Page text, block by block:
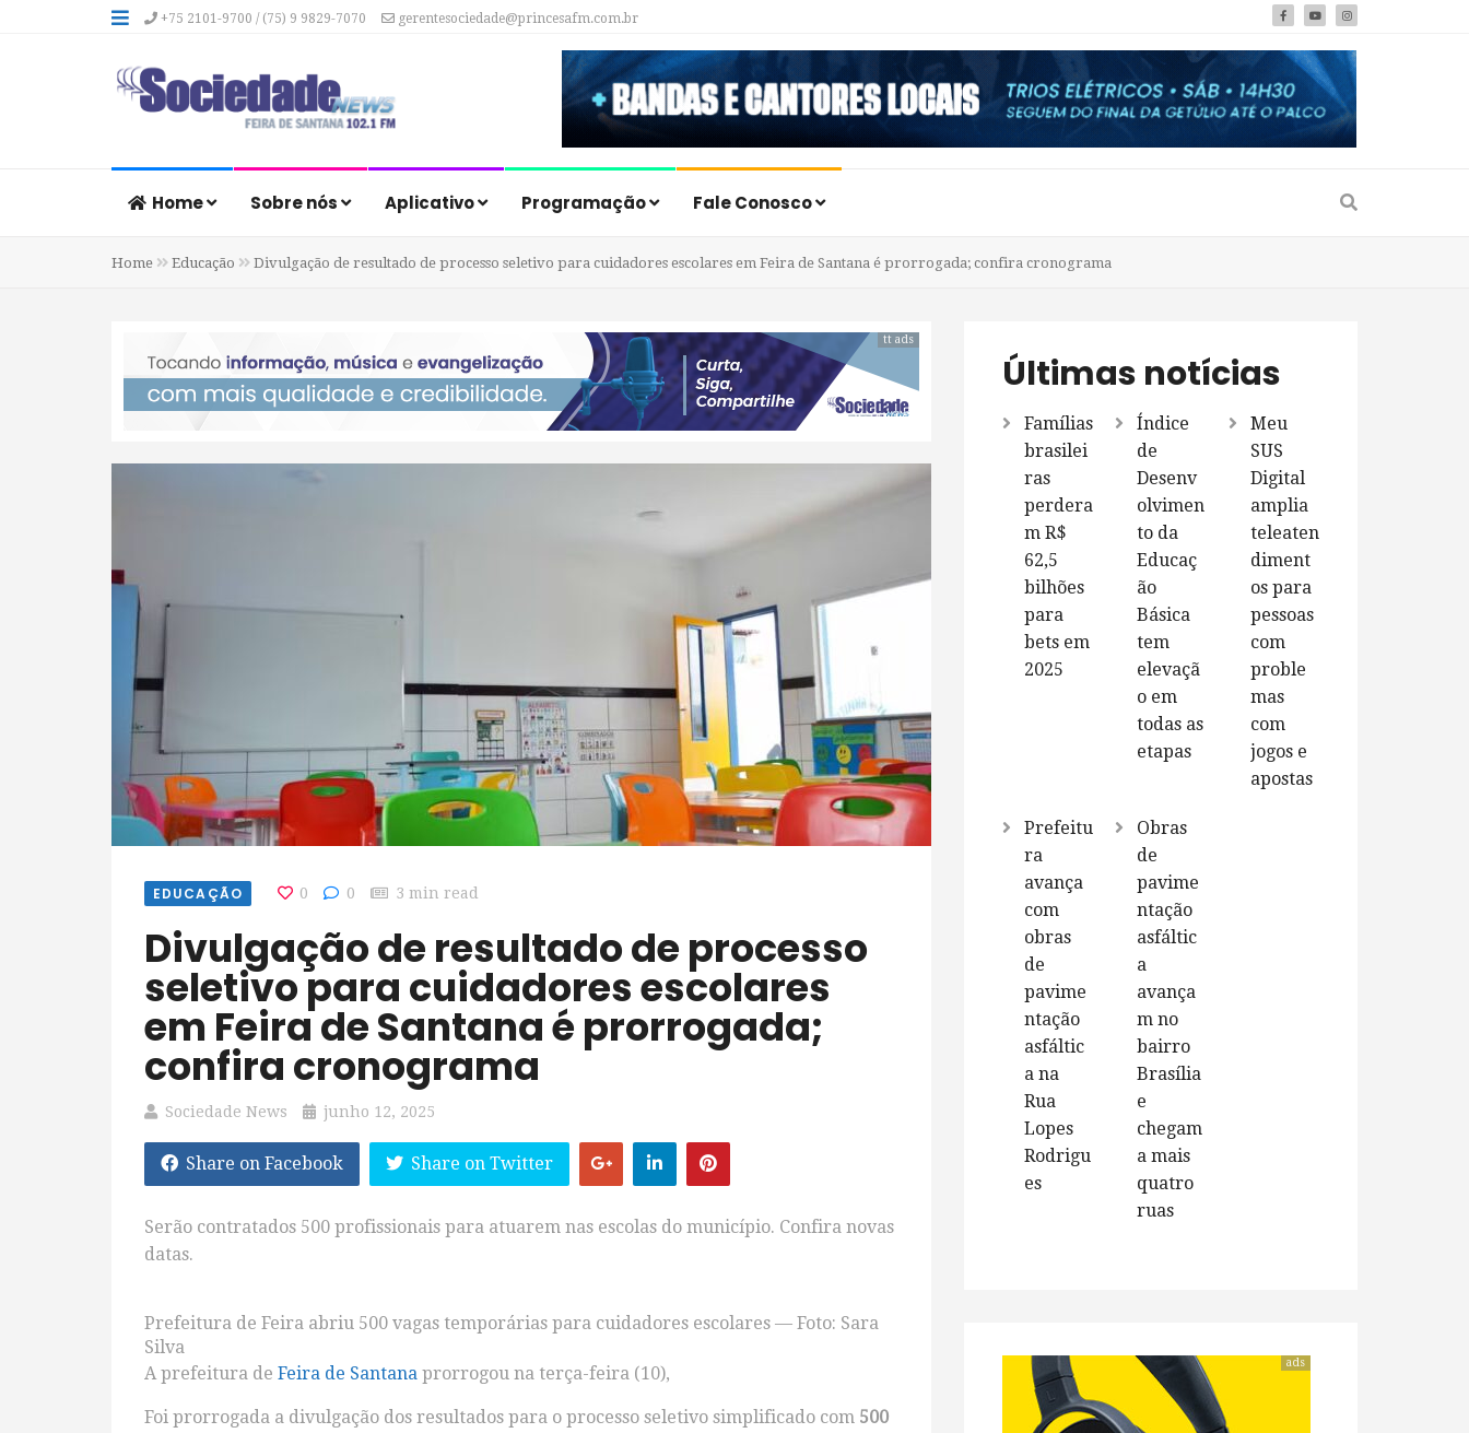
+75 2101-9700 / (75) 9 9829-7070 gerentesociedade@princesafm.com.br
Home Sobre nós Aplicativo Programação Fale Conosco
Home Educação Divulgação de resultado de processo seletivo para cuidadores escolares em Feira de Santana é prorrogada; confira cronograma
tt ads
EDUCAÇÃO 0 0 3 min read
Divulgação de resultado de processo
seletivo para cuidadores escolares
em Feira de Santana é prorrogada;
confira cronograma
Sociedade News junho 12, 2025
Share on Facebook Share on Twitter
Serão contratados 500 profissionais para atuarem nas escolas do município. Confira novas
datas.
Prefeitura de Feira abriu 500 vagas temporárias para cuidadores escolares — Foto: Sara
Silva
A prefeitura de Feira de Santana prorrogou na terça-feira (10),
Foi prorrogada a divulgação dos resultados para o processo seletivo simplificado com 500
Últimas notícias
Famílias
brasilei
ras
perdera
m R$
62,5
bilhões
para
bets em
2025
Índice
de
Desenv
olvimen
to da
Educaç
ão
Básica
tem
elevaçã
o em
todas as
etapas
Meu
SUS
Digital
amplia
teleaten
diment
os para
pessoas
com
proble
mas
com
jogos e
apostas
Prefeitu
ra
avança
com
obras
de
pavime
ntação
asfáltic
a na
Rua
Lopes
Rodrigu
es
Obras
de
pavime
ntação
asfáltic
a
avança
m no
bairro
Brasília
e
chegam
a mais
quatro
ruas
ads